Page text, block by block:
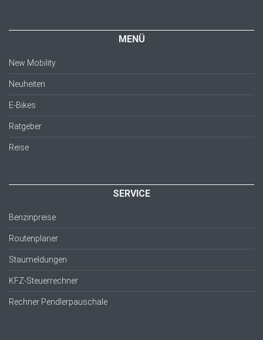
MENÜ
New Mobility
Neuheiten
E-Bikes
Ratgeber
Reise
SERVICE
Benzinpreise
Routenplaner
Staumeldungen
KFZ-Steuerrechner
Rechner Pendlerpauschale